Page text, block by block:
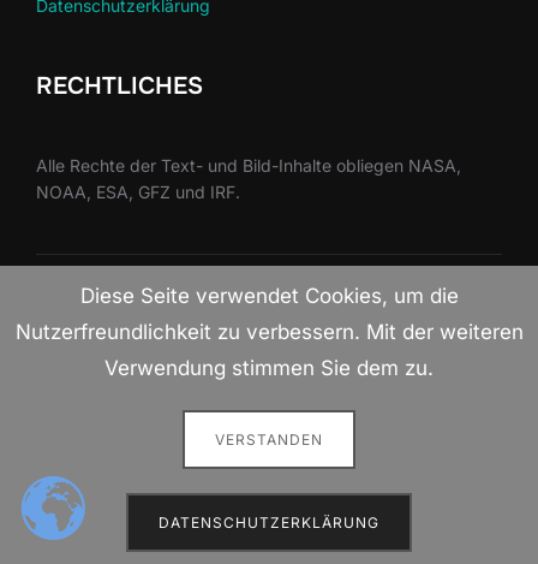
Datenschutzerklärung
RECHTLICHES
Alle Rechte der Text- und Bild-Inhalte obliegen NASA,
NOAA, ESA, GFZ und IRF.
Datenschutzerklärung
Copyright © 2026 Sonnensturmwarnungen
Inspiro ThemevonWPZOOM
Diese Seite verwendet Cookies, um die
Nutzerfreundlichkeit zu verbessern. Mit der weiteren
Verwendung stimmen Sie dem zu.
VERSTANDEN
DATENSCHUTZERKLÄRUNG